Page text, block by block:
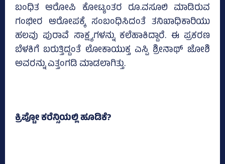
ಬಂಧಿತ ಆರೋಪಿ ಕೋಟ್ಯಂತರ ರೂ.ವಸೂಲಿ ಮಾಡಿರುವ
ಗಂಭೀರ ಆರೋಪಕ್ಕೆ ಸಂಬಂಧಿಸಿದಂತೆ ತನಿಖಾಧಿಕಾರಿಯು
ಹಲವು ಪುರಾವೆ ಸಾಕ್ಷ್ಯಗಳನ್ನು ಕಲೆಹಾಕಿದ್ದಾರೆ. ಈ ಪ್ರಕರಣ
ಬೆಳಕಿಗೆ ಬರುತ್ತಿದ್ದಂತೆ ಲೋಕಾಯುಕ್ತ ಎಸ್ಪಿ ಶ್ರೀನಾಥ್ ಜೋಶಿ
ಅವರನ್ನು ಎತ್ತಂಗಡಿ ಮಾಡಲಾಗಿತ್ತು.
ಕ್ರಿಪ್ಟೋ ಕರೆನ್ಸಿಯಲ್ಲಿ ಹೂಡಿಕೆ?